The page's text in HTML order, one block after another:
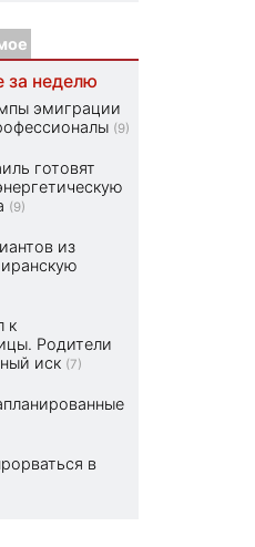
неделю
эмиграции
(9)
готовят
(9)
из
к
Родители
иск (7)
в